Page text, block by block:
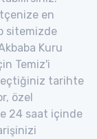
en
sitemizde
Kuru
Temiz'i
tarihte
özel
24 saat içinde